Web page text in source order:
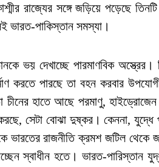
রাজ্যের সঙ্গে জড়িয়ে পড়েছে
ভারত-পাকিস্তান সমস্যা।
ভয় দেখাচ্ছে পারমাণবিক
করতে পারছে তা বহন করবার
হাতে আছে পরমাণু,
সেটা বোঝা দুষ্কর। কেননা, যুদ্ধে
ভারতের রাজনীতি ক্রমশ জটিল থেকে
স্বাধীন হতে। ভারত-পারিস্তান